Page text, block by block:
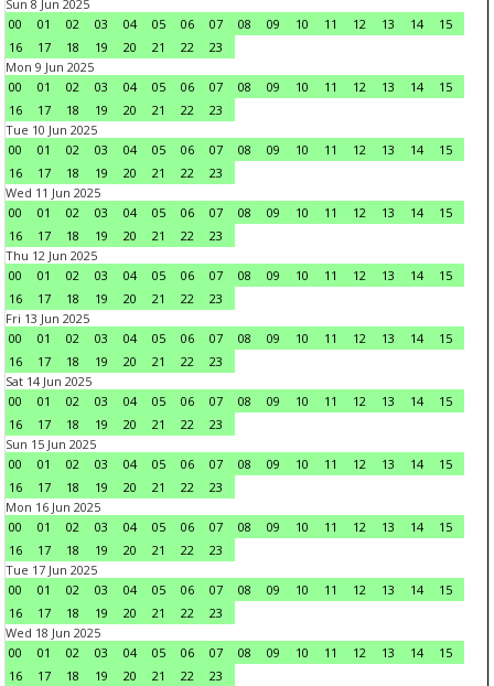
Sun 8 Jun 2025
00
01 02 03 04 05 06 07 08 09 10 11 12 13 14
15
16
17 18 19 20 21 22
23
Mon 9 Jun 2025
00
01 02 03 04 05 06 07 08 09 10 11 12 13 14
15
16
17 18 19 20 21 22
23
Tue 10 Jun 2025
00
01 02 03 04 05 06 07 08 09 10 11 12 13 14
15
16
17 18 19 20 21 22
23
Wed 11 Jun 2025
00
01 02 03 04 05 06 07 08 09 10 11 12 13 14
15
16
17 18 19 20 21 22
23
Thu 12 Jun 2025
00
01 02 03 04 05 06 07 08 09 10 11 12 13 14
15
16
17 18 19 20 21 22
23
Fri 13 Jun 2025
00
01 02 03 04 05 06 07 08 09 10 11 12 13 14
15
16
17 18 19 20 21 22
23
Sat 14 Jun 2025
00
01 02 03 04 05 06 07 08 09 10 11 12 13 14
15
16
17 18 19 20 21 22
23
Sun 15 Jun 2025
00
01 02 03 04 05 06 07 08 09 10 11 12 13 14
15
16
17 18 19 20 21 22
23
Mon 16 Jun 2025
00
01 02 03 04 05 06 07 08 09 10 11 12 13 14
15
16
17 18 19 20 21 22
23
Tue 17 Jun 2025
00
01 02 03 04 05 06 07 08 09 10 11 12 13 14
15
16
17 18 19 20 21 22
23
Wed 18 Jun 2025
00
01 02 03 04 05 06 07 08 09 10 11 12 13 14
15
16
17 18 19 20 21 22
23